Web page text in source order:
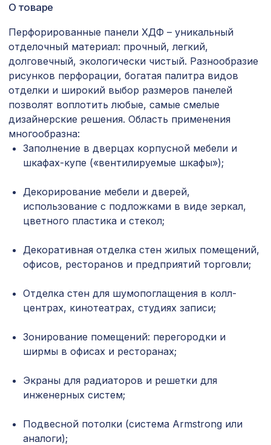
Перфорированная панель КВАДРО
10-20, 2070х930мм, ХДФ, белая
Перфорированная панель
РОМАНИКО, 2070х930мм, ХДФ, без
отделки
3094 ₽
Перфорированная потолочная плита
ДАМАСКО КАРЕ, 595х595мм, ХДФ,
Перфорированная панель ДЕДАЛО,
Prints L5087, 0,91 x 5,5 м
4226 ₽
махагон
538 ₽
Перфорированная панель ГОТИКА,
Перфорированная панель АБАКО,
Перфорированная панель ДЕДАЛО,
2790х1020мм, ХДФ, венге
Экран для радиатора, МОДЕРН,
рамка 900х600мм, перфорация
ДАМАСКО, венге
Натуральные обои Cosca Traditional
Prints L5067, 0,91 x 6,2 м
1305 ₽
О товаре
Перфорированные панели ХДФ – уникальный
отделочный материал: прочный, легкий,
долговечный, экологически чистый. Разнообразие
рисунков перфорации, богатая палитра видов
отделки и широкий выбор размеров панелей
позволят воплотить любые, самые смелые
дизайнерские решения. Область применения
многообразна:
Заполнение в дверцах корпусной мебели и
шкафах-купе («вентилируемые шкафы»);
Декорирование мебели и дверей,
использование с подложками в виде зеркал,
цветного пластика и стекол;
Декоративная отделка стен жилых помещений,
офисов, ресторанов и предприятий торговли;
Отделка стен для шумопоглащения в колл-
центрах, кинотеатрах, студиях записи;
Зонирование помещений: перегородки и
ширмы в офисах и ресторанах;
Экраны для радиаторов и решетки для
инженерных систем;
Подвесной потолки (система Armstrong или
аналоги);